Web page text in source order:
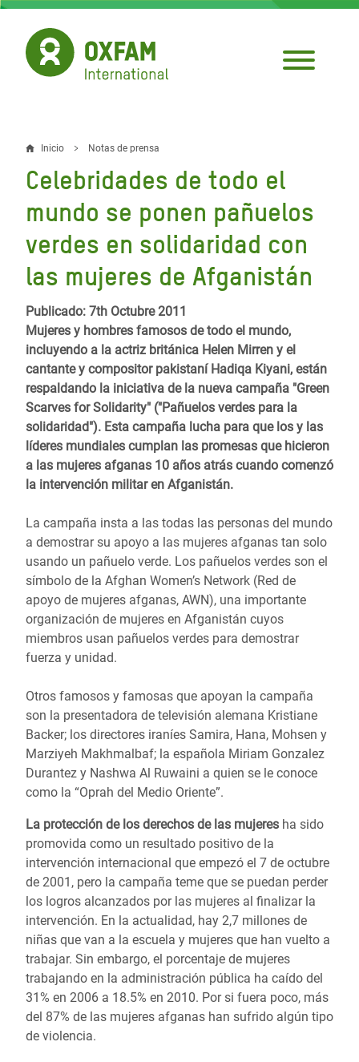
Pasar
contenido
principal
Sobrescribir
enlaces
de
ayuda
a
la
navegación
Inicio Notas de prensa
Celebridades de todo el
mundo se ponen pañuelos
verdes en solidaridad con
las mujeres de Afganistán
Publicado: 7th Octubre 2011
Mujeres y hombres famosos de todo el mundo,
incluyendo a la actriz británica Helen Mirren y el
cantante y compositor pakistaní Hadiqa Kiyani, están
respaldando la iniciativa de la nueva campaña "Green
Scarves for Solidarity" ("Pañuelos verdes para la
solidaridad"). Esta campaña lucha para que los y las
líderes mundiales cumplan las promesas que hicieron
a las mujeres afganas 10 años atrás cuando comenzó
la intervención militar en Afganistán.
La campaña insta a las todas las personas del mundo
a demostrar su apoyo a las mujeres afganas tan solo
usando un pañuelo verde. Los pañuelos verdes son el
símbolo de la Afghan Women’s Network (Red de
apoyo de mujeres afganas, AWN), una importante
organización de mujeres en Afganistán cuyos
miembros usan pañuelos verdes para demostrar
fuerza y unidad.
Otros famosos y famosas que apoyan la campaña
son la presentadora de televisión alemana Kristiane
Backer; los directores iraníes Samira, Hana, Mohsen y
Marziyeh Makhmalbaf; la española Miriam Gonzalez
Durantez y Nashwa Al Ruwaini a quien se le conoce
como la “Oprah del Medio Oriente”.
La protección de los derechos de las mujeres ha sido
promovida como un resultado positivo de la
intervención internacional que empezó el 7 de octubre
de 2001, pero la campaña teme que se puedan perder
los logros alcanzados por las mujeres al finalizar la
intervención. En la actualidad, hay 2,7 millones de
niñas que van a la escuela y mujeres que han vuelto a
trabajar. Sin embargo, el porcentaje de mujeres
trabajando en la administración pública ha caído del
31% en 2006 a 18.5% en 2010. Por si fuera poco, más
del 87% de las mujeres afganas han sufrido algún tipo
de violencia.